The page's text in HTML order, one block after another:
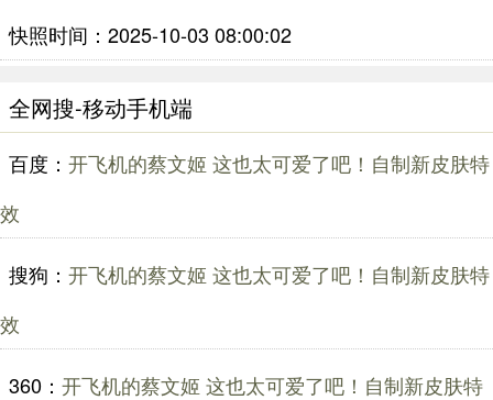
快照时间：2025-10-03 08:00:02
全网搜-移动手机端
百度： 开飞机的蔡文姬 这也太可爱了吧！自制新皮肤特
效
搜狗： 开飞机的蔡文姬 这也太可爱了吧！自制新皮肤特
效
360： 开飞机的蔡文姬 这也太可爱了吧！自制新皮肤特